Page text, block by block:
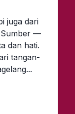
juga dari
Sumber —
dan hati.
tangan-